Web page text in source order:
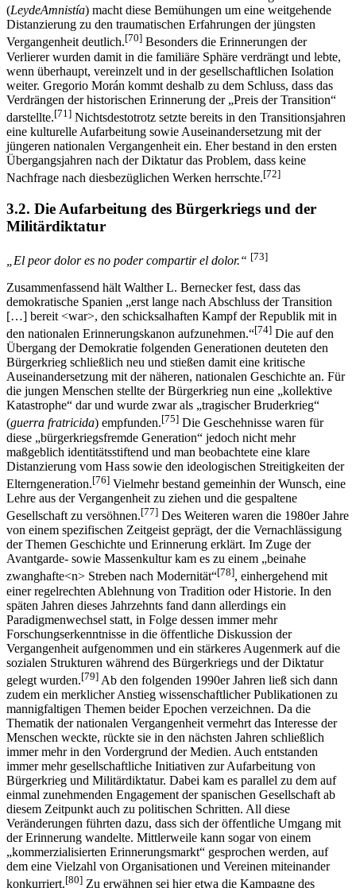
(LeydeAmnistía) macht diese Bemühungen um eine weitgehende
Distanzierung zu den traumatischen Erfahrungen der jüngsten
Vergangenheit deutlich.[70] Besonders die Erinnerungen der
Verlierer wurden damit in die familiäre Sphäre verdrängt und lebte,
wenn überhaupt, vereinzelt und in der gesellschaftlichen Isolation
weiter. Gregorio Morán kommt deshalb zu dem Schluss, dass das
Verdrängen der historischen Erinnerung der „Preis der Transition“
darstellte.[71] Nichtsdestotrotz setzte bereits in den Transitionsjahren
eine kulturelle Aufarbeitung sowie Auseinandersetzung mit der
jüngeren nationalen Vergangenheit ein. Eher bestand in den ersten
Übergangsjahren nach der Diktatur das Problem, dass keine
Nachfrage nach diesbezüglichen Werken herrschte.[72]
3.2. Die Aufarbeitung des Bürgerkriegs und der
Militärdiktatur
„El peor dolor es no poder compartir el dolor.“ [73]
Zusammenfassend hält Walther L. Bernecker fest, dass das
demokratische Spanien „erst lange nach Abschluss der Transition
[…] bereit <war>, den schicksalhaften Kampf der Republik mit in
den nationalen Erinnerungskanon aufzunehmen.“[74] Die auf den
Übergang der Demokratie folgenden Generationen deuteten den
Bürgerkrieg schließlich neu und stießen damit eine kritische
Auseinandersetzung mit der näheren, nationalen Geschichte an. Für
die jungen Menschen stellte der Bürgerkrieg nun eine „kollektive
Katastrophe“ dar und wurde zwar als „tragischer Bruderkrieg“
(guerra fratricida) empfunden.[75] Die Geschehnisse waren für
diese „bürgerkriegsfremde Generation“ jedoch nicht mehr
maßgeblich identitätsstiftend und man beobachtete eine klare
Distanzierung vom Hass sowie den ideologischen Streitigkeiten der
Elterngeneration.[76] Vielmehr bestand gemeinhin der Wunsch, eine
Lehre aus der Vergangenheit zu ziehen und die gespaltene
Gesellschaft zu versöhnen.[77] Des Weiteren waren die 1980er Jahre
von einem spezifischen Zeitgeist geprägt, der die Vernachlässigung
der Themen Geschichte und Erinnerung erklärt. Im Zuge der
Avantgarde- sowie Massenkultur kam es zu einem „beinahe
zwanghafte<n> Streben nach Modernität“[78], einhergehend mit
einer regelrechten Ablehnung von Tradition oder Historie. In den
späten Jahren dieses Jahrzehnts fand dann allerdings ein
Paradigmenwechsel statt, in Folge dessen immer mehr
Forschungserkenntnisse in die öffentliche Diskussion der
Vergangenheit aufgenommen und ein stärkeres Augenmerk auf die
sozialen Strukturen während des Bürgerkriegs und der Diktatur
gelegt wurden.[79] Ab den folgenden 1990er Jahren ließ sich dann
zudem ein merklicher Anstieg wissenschaftlicher Publikationen zu
mannigfaltigen Themen beider Epochen verzeichnen. Da die
Thematik der nationalen Vergangenheit vermehrt das Interesse der
Menschen weckte, rückte sie in den nächsten Jahren schließlich
immer mehr in den Vordergrund der Medien. Auch entstanden
immer mehr gesellschaftliche Initiativen zur Aufarbeitung von
Bürgerkrieg und Militärdiktatur. Dabei kam es parallel zu dem auf
einmal zunehmenden Engagement der spanischen Gesellschaft ab
diesem Zeitpunkt auch zu politischen Schritten. All diese
Veränderungen führten dazu, dass sich der öffentliche Umgang mit
der Erinnerung wandelte. Mittlerweile kann sogar von einem
„kommerzialisierten Erinnerungsmarkt“ gesprochen werden, auf
dem eine Vielzahl von Organisationen und Vereinen miteinander
konkurriert.[80] Zu erwähnen sei hier etwa die Kampagne des